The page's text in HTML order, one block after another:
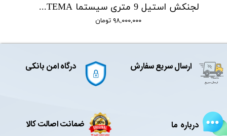
لجنکش استیل 9 متری سیستما SISTEMA مدل TVX1000-VA
۹۸,۰۰۰,۰۰۰ تومان
ارسال سریع سفارش درگاه امن بانکی
درباره ما ضمانت اصالت کالا